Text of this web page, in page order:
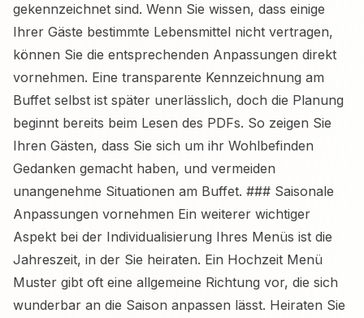
gekennzeichnet sind. Wenn Sie wissen, dass einige
Ihrer Gäste bestimmte Lebensmittel nicht vertragen,
können Sie die entsprechenden Anpassungen direkt
vornehmen. Eine transparente Kennzeichnung am
Buffet selbst ist später unerlässlich, doch die Planung
beginnt bereits beim Lesen des PDFs. So zeigen Sie
Ihren Gästen, dass Sie sich um ihr Wohlbefinden
Gedanken gemacht haben, und vermeiden
unangenehme Situationen am Buffet. ### Saisonale
Anpassungen vornehmen Ein weiterer wichtiger
Aspekt bei der Individualisierung Ihres Menüs ist die
Jahreszeit, in der Sie heiraten. Ein Hochzeit Menü
Muster gibt oft eine allgemeine Richtung vor, die sich
wunderbar an die Saison anpassen lässt. Heiraten Sie